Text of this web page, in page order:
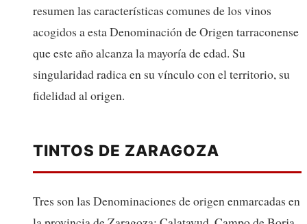
resumen las características comunes de los vinos
acogidos a esta Denominación de Origen tarraconense
que este año alcanza la mayoría de edad. Su
singularidad radica en su vínculo con el territorio, su
fidelidad al origen.
TINTOS DE ZARAGOZA
Tres son las Denominaciones de origen enmarcadas en